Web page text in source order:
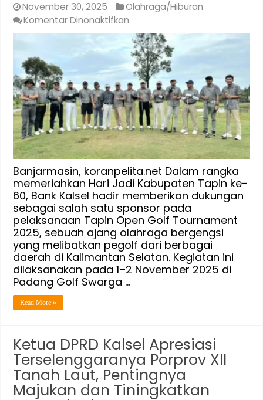
November 30, 2025
Olahraga/Hiburan
Komentar Dinonaktifkan
Bank
Kalsel
Dukung
Tapin
Open
Golf
Tournament
2025,
Semarakkan
Hari
Jadi
Banjarmasin, koranpelita.net Dalam rangka
memeriahkan Hari Jadi Kabupaten Tapin ke-
60, Bank Kalsel hadir memberikan dukungan
sebagai salah satu sponsor pada
pelaksanaan Tapin Open Golf Tournament
2025, sebuah ajang olahraga bergengsi
yang melibatkan pegolf dari berbagai
daerah di Kalimantan Selatan. Kegiatan ini
dilaksanakan pada 1–2 November 2025 di
Padang Golf Swarga …
Read More »
Ketua DPRD Kalsel Apresiasi
Terselenggaranya Porprov XII
Tanah Laut, Pentingnya
Majukan dan Tiningkatkan